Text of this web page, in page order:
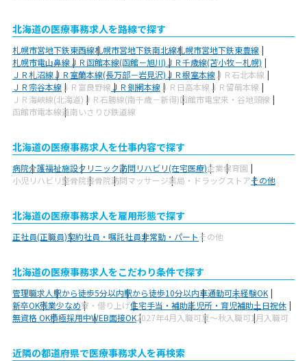
北海道の医療事務求人を路線で探す
札幌市営地下鉄東西線札幌市営地下鉄南北線札幌市営地下鉄東豊線
札幌市電山鼻線ＪＲ函館本線(函館－旭川)ＪＲ千歳線(苫小牧－札幌)
ＪＲ札沼線ＪＲ室蘭本線(長万部－岩見沢)ＪＲ根室本線 ＪＲ石北本線
ＪＲ宗谷本線 ＪＲ富良野線ＪＲ釧網本線 ＪＲ日高本線 ＪＲ留萌本線
ＪＲ海峡線(北海道) ＪＲ石勝線(南千歳－新得)函館市電宝来・谷地頭線
函館市電本線道南いさりび鉄道線
北海道の医療事務求人を仕事内容で探す
病院介護福祉施設クリニック訪問リハビリ(在宅医療)企業保育園
小児リハビリ整骨院接骨院訪問マッサージ薬局・ドラッグストアその他
北海道の医療事務求人を雇用形態で探す
正社員(正職員)契約社員・嘱託社員非常勤・パートその他
北海道の医療事務求人をこだわり条件で探す
管理職求人駅から徒歩5分以内駅から徒歩10分以内車通勤可未経験OK
新卒OK残業少なめ寮・借り上げ住宅手当・補助託児所・育児補助土日祝休
無資格 OK積極採用中WEB面接OK2027年4月入職可夏～秋入職可1月入職可
近隣の都道府県で医療事務求人を再検索